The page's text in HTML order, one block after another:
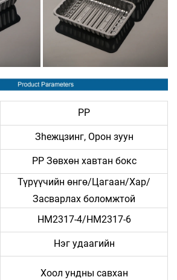
PP
Зheжцзинг, Орон зуун
PP Зөвхөн хавтан бокс
Түрүүчийн өнгө/Цагаан/Хар/
Засварлах боломжтой
HM2317-4/HM2317-6
Нэг удаагийн
Хоол ундны савхан